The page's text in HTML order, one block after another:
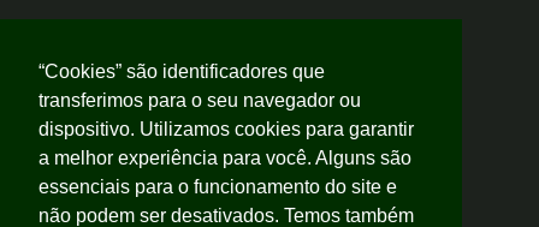
“Cookies” são identificadores que
transferimos para o seu navegador ou
dispositivo. Utilizamos cookies para garantir
a melhor experiência para você. Alguns são
essenciais para o funcionamento do site e
não podem ser desativados. Temos também